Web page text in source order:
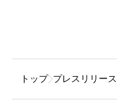
トップ プレスリリース